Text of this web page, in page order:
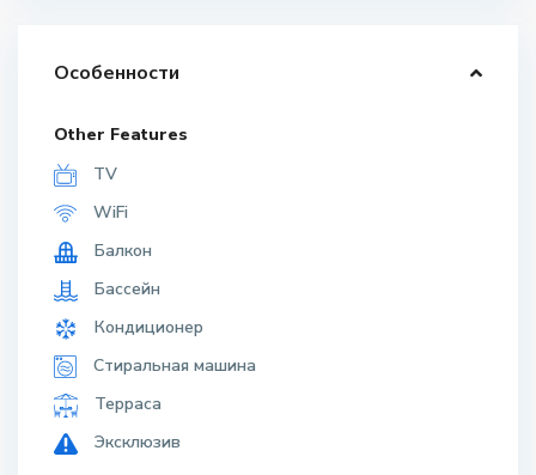
Особенности
Other Features
TV
WiFi
Балкон
Бассейн
Кондиционер
Стиральная машина
Терраса
Эксклюзив